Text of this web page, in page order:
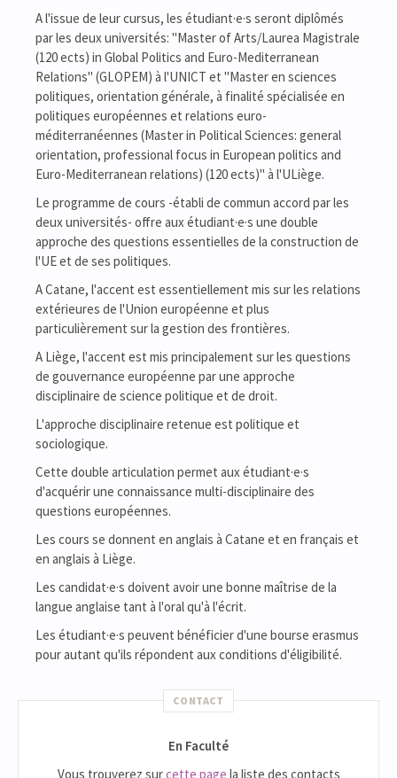
A l'issue de leur cursus, les étudiant·e·s seront diplômés
par les deux universités: "Master of Arts/Laurea Magistrale
(120 ects) in Global Politics and Euro-Mediterranean
Relations" (GLOPEM) à l'UNICT et "Master en sciences
politiques, orientation générale, à finalité spécialisée en
politiques européennes et relations euro-
méditerranéennes (Master in Political Sciences: general
orientation, professional focus in European politics and
Euro-Mediterranean relations) (120 ects)" à l'ULiège.
Le programme de cours -établi de commun accord par les
deux universités- offre aux étudiant·e·s une double
approche des questions essentielles de la construction de
l'UE et de ses politiques.
A Catane, l'accent est essentiellement mis sur les relations
extérieures de l'Union européenne et plus
particulièrement sur la gestion des frontières.
A Liège, l'accent est mis principalement sur les questions
de gouvernance européenne par une approche
disciplinaire de science politique et de droit.
L'approche disciplinaire retenue est politique et
sociologique.
Cette double articulation permet aux étudiant·e·s
d'acquérir une connaissance multi-disciplinaire des
questions européennes.
Les cours se donnent en anglais à Catane et en français et
en anglais à Liège.
Les candidat·e·s doivent avoir une bonne maîtrise de la
langue anglaise tant à l'oral qu'à l'écrit.
Les étudiant·e·s peuvent bénéficier d'une bourse erasmus
pour autant qu'ils répondent aux conditions d'éligibilité.
CONTACT
En Faculté
Vous trouverez surcette page la liste des contacts